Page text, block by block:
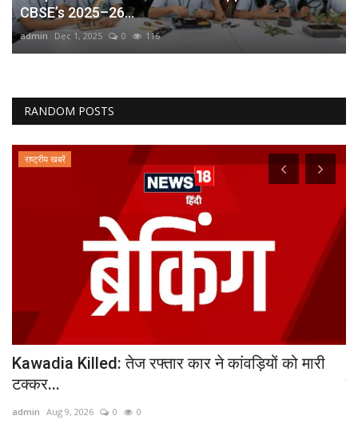
CBSE’s 2025–26...
admin Dec 1, 2025 0 116
RANDOM POSTS
राष्ट्रीय खबरें
Kawadia Killed: तेज रफ्तार कार ने कांवड़ियों को मारी
टक्‍कर...
admin Aug 9, 2026 0 0